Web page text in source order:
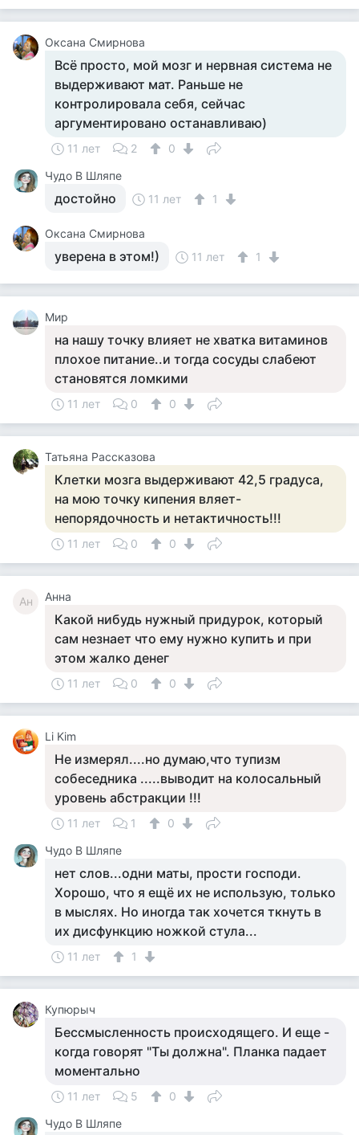
Оксана Смирнова
Всё просто, мой мозг и нервная система не
выдерживают мат. Раньше не
контролировала себя, сейчас
аргументировано останавливаю)
11 лет 2
0
Чудо В Шляпе
достойно 11 лет 1
Оксана Смирнова
уверена в этом!) 11 лет 1
Мир
на нашу точку влияет не хватка витаминов
плохое питание..и тогда сосуды слабеют
становятся ломкими
11 лет 0 0
Татьяна Рассказова
Клетки мозга выдерживают 42,5 градуса,
на мою точку кипения вляет-
непорядочность и нетактичность!!!
11 лет 0 0
Ан Анна
Какой нибудь нужный придурок, который
сам незнает что ему нужно купить и при
этом жалко денег
11 лет 0 0
Li Kim
Не измерял....но думаю,что тупизм
собеседника .....выводит на колосальный
уровень абстракции !!!
11 лет 1
0
Чудо В Шляпе
нет слов...одни маты, прости господи.
Хорошо, что я ещё их не использую, только
в мыслях. Но иногда так хочется ткнуть в
их дисфункцию ножкой стула...
11 лет 1
Купюрыч
Бессмысленность происходящего. И еще -
когда говорят "Ты должна". Планка падает
моментально
11 лет 5
0
Чудо В Шляпе